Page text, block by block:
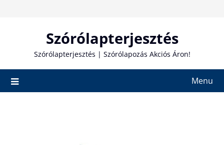
Szórólapterjesztés
Szórólapterjesztés | Szórólapozás Akciós Áron!
Menu